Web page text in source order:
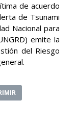
de acuerdo
de Tsunami
Nacional para
emite la
del Riesgo